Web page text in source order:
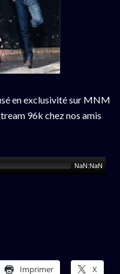
en exclusivité sur MNM
96k chez nos amis
NaN:NaN
Imprimer X